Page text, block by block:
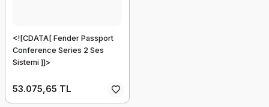
<![CDATA[ Fender Passport
Conference Series 2 Ses
Sistemi ]]>
53.075,65 TL